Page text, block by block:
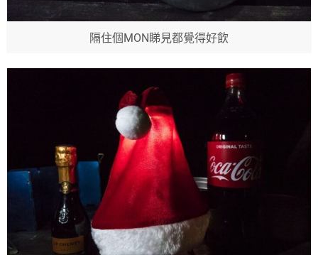
隔住個MON睇見都覺得好飲